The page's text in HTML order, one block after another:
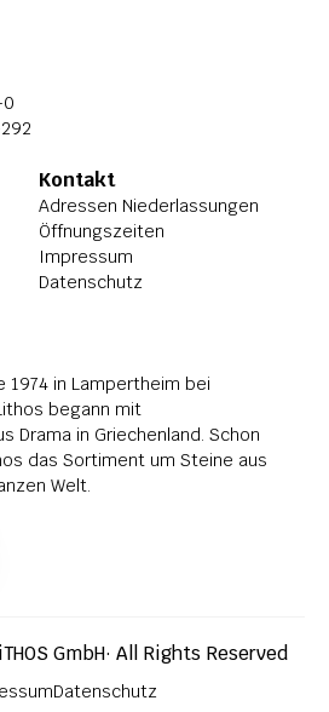
Kontakt
Adressen Niederlassungen
Öffnungszeiten
Impressum
Datenschutz
1974 in Lampertheim bei
begann mit
Drama in Griechenland. Schon
das Sortiment um Steine aus
Welt.
GmbH· All Rights Reserved
Datenschutz